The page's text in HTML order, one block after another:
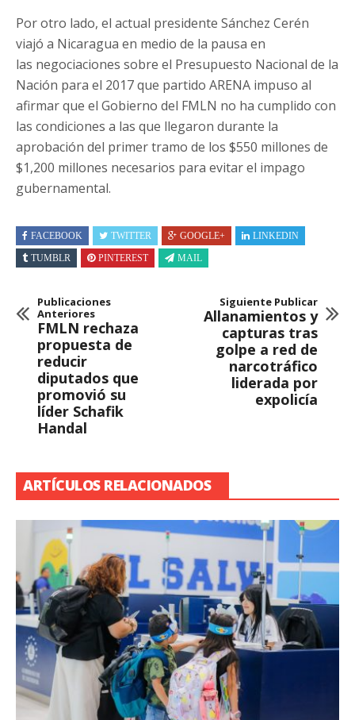
Por otro lado, el actual presidente Sánchez Cerén
viajó a Nicaragua en medio de la pausa en
las negociaciones sobre el Presupuesto Nacional de la
Nación para el 2017 que partido ARENA impuso al
afirmar que el Gobierno del FMLN no ha cumplido con
las condiciones a las que llegaron durante la
aprobación del primer tramo de los $550 millones de
$1,200 millones necesarios para evitar el impago
gubernamental.
FACEBOOK TWITTER GOOGLE+
LINKEDIN
TUMBLR
PINTEREST MAIL
Publicaciones
Anteriores
FMLN rechaza
propuesta de
reducir
diputados que
promovió su
líder Schafik
Handal
Siguiente Publicar
Allanamientos y
capturas tras
golpe a red de
narcotráfico
liderada por
expolicía
ARTÍCULOS RELACIONADOS